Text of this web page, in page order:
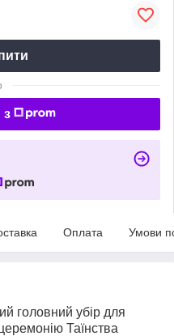
з
Оплата Умови
головний убір для
Таїнства